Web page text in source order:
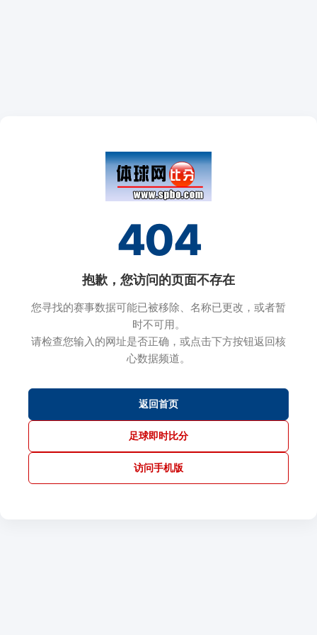
404
抱歉，您访问的页面不存在
您寻找的赛事数据可能已被移除、名称已更改，或者暂
时不可用。
请检查您输入的网址是否正确，或点击下方按钮返回核
心数据频道。
返回首页
足球即时比分
访问手机版